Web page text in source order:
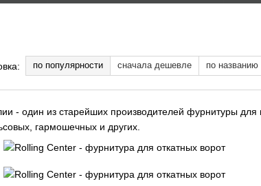
по популярности сначала дешевле по названию
- один из старейших производителей фурнитуры для
гармошечных и других.